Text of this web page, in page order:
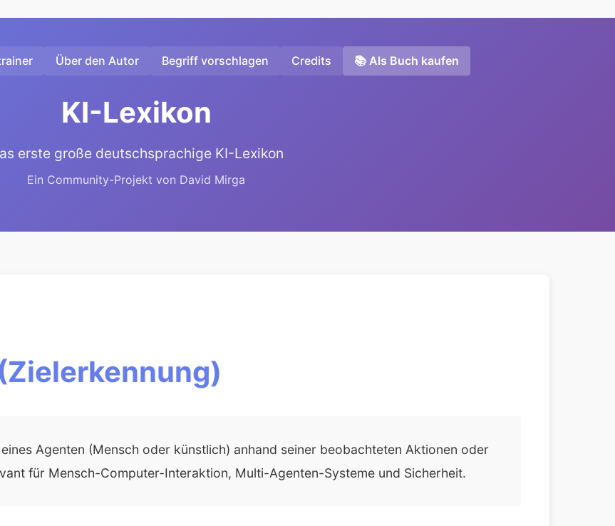
Über den Autor Begriff vorschlagen Credits 📚 Als Buch kaufen
KI-Lexikon
erste große deutschsprachige KI-Lexikon
Ein Community-Projekt von David Mirga
Agenten (Mensch oder künstlich) anhand seiner beobachteten Aktionen oder
für Mensch-Computer-Interaktion, Multi-Agenten-Systeme und Sicherheit.